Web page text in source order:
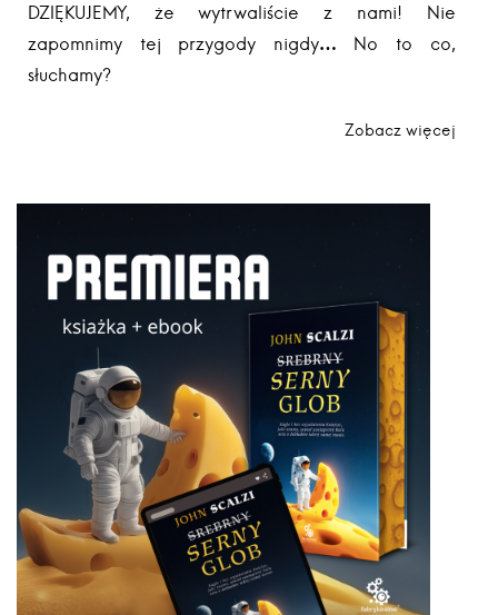
DZIĘKUJEMY, że wytrwaliście z nami! Nie
zapomnimy tej przygody nigdy… No to co,
słuchamy?
Zobacz więcej